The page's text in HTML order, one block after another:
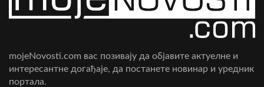
mojeNovosti.com вас позивају да објавите актуелне и
интересантне догађаје, да постанете новинар и уредник
портала.